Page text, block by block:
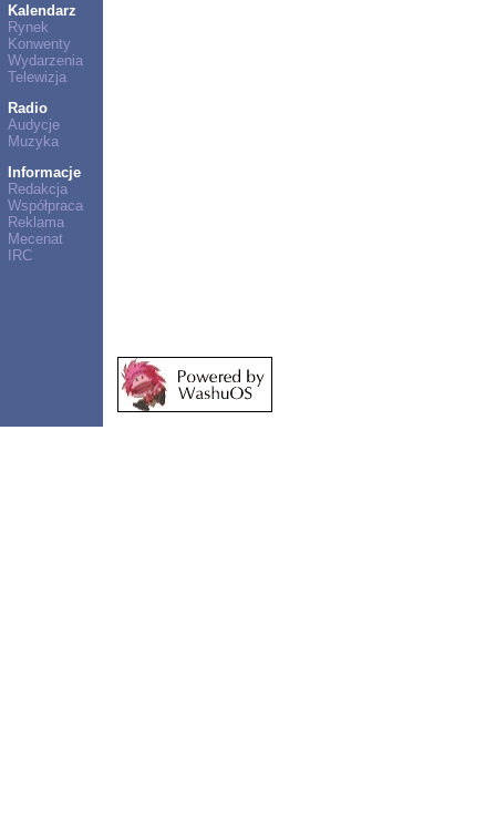
Kalendarz
Rynek
Konwenty
Wydarzenia
Telewizja
Radio
Audycje
Muzyka
Informacje
Redakcja
Współpraca
Reklama
Mecenat
IRC